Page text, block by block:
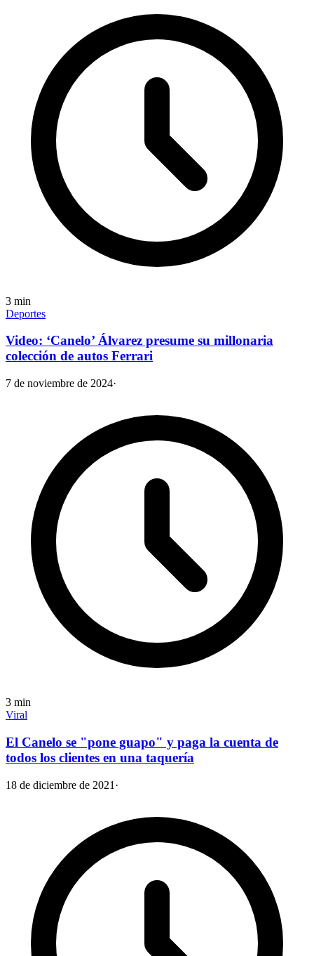
3 min
Deportes
Video: ‘Canelo’ Álvarez presume su millonaria
colección de autos Ferrari
7 de noviembre de 2024·
3 min
Viral
El Canelo se "pone guapo" y paga la cuenta de
todos los clientes en una taquería
18 de diciembre de 2021 ·